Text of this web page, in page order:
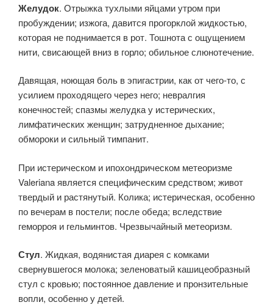
Желудок. Отрыжка тухлыми яйцами утром при
пробуждении; изжога, давится прогорклой жидкостью,
которая не поднимается в рот. Тошнота с ощущением
нити, свисающей вниз в горло; обильное слюнотечение.
Давящая, ноющая боль в эпигастрии, как от чего-то, с
усилием проходящего через него; невралгия
конечностей; спазмы желудка у истерических,
лимфатических женщин; затрудненное дыхание;
обмороки и сильный тимпанит.
При истерическом и ипохондрическом метеоризме
Valeriana является специфическим средством; живот
твердый и растянутый. Колика; истерическая, особенно
по вечерам в постели; после обеда; вследствие
геморроя и гельминтов. Чрезвычайный метеоризм.
Стул. Жидкая, водянистая диарея с комками
свернувшегося молока; зеленоватый кашицеобразный
стул с кровью; постоянное давление и пронзительные
вопли, особенно у детей.